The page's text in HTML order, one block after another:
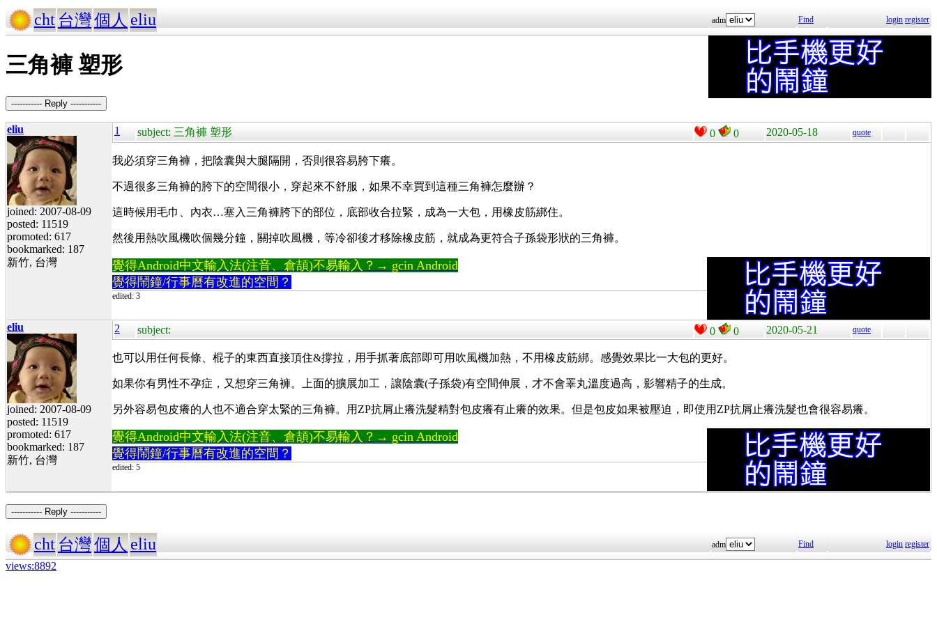
cht 台灣個人 eliu adm Find login register
三角褲 塑形
----------- Reply -----------
eliu
joined: 2007-08-09
posted: 11519
promoted: 617
bookmarked: 187
新竹, 台灣
1 subject: 三角褲 塑形 0 0 2020-05-18 quote
我必須穿三角褲，把陰囊與大腿隔開，否則很容易胯下癢。
不過很多三角褲的胯下的空間很小，穿起來不舒服，如果不幸買到這種三角褲怎麼辦？
這時候用毛巾、內衣…塞入三角褲胯下的部位，底部收合拉緊，成為一大包，用橡皮筋綁住。
然後用熱吹風機吹個幾分鐘，關掉吹風機，等冷卻後才移除橡皮筋，就成為更符合子孫袋形狀的三角褲。
覺得Android中文輸入法(注音、倉頡)不易輸入？→ gcin Android
覺得鬧鐘/行事曆有改進的空間？
edited: 3
eliu
joined: 2007-08-09
posted: 11519
promoted: 617
bookmarked: 187
新竹, 台灣
2 subject: 0 0 2020-05-21 quote
也可以用任何長條、棍子的東西直接頂住&撐拉，用手抓著底部即可用吹風機加熱，不用橡皮筋綁。感覺效果比一大包的更好。
如果你有男性不孕症，又想穿三角褲。上面的擴展加工，讓陰囊(子孫袋)有空間伸展，才不會睪丸溫度過高，影響精子的生成。
另外容易包皮癢的人也不適合穿太緊的三角褲。用ZP抗屑止癢洗髮精對包皮癢有止癢的效果。但是包皮如果被壓迫，即使用ZP抗屑止癢洗髮也會很容易癢。
覺得Android中文輸入法(注音、倉頡)不易輸入？→ gcin Android
覺得鬧鐘/行事曆有改進的空間？
edited: 5
----------- Reply -----------
cht 台灣個人 eliu adm Find login register
views:8892